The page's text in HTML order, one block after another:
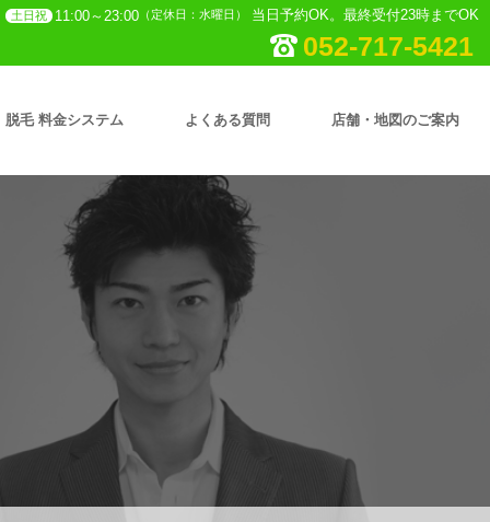
土日祝 11:00～23:00 （定休日：水曜日） 当日予約OK。最終受付23時までOK
052-717-5421
脱毛 料金システム よくある質問 店舗・地図のご案内